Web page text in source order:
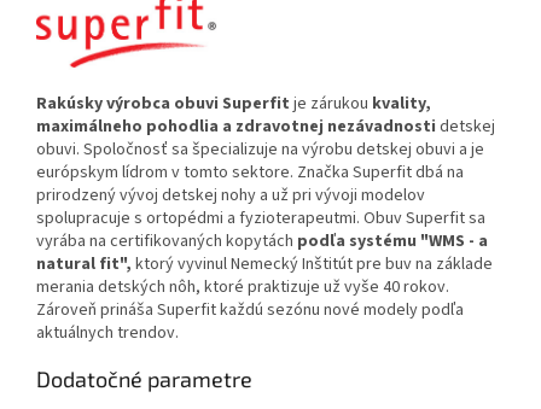
Rakúsky výrobca obuvi Superfit je zárukou kvality,
maximálneho pohodlia a zdravotnej nezávadnosti detskej
obuvi. Spoločnosť sa špecializuje na výrobu detskej obuvi a je
európskym lídrom v tomto sektore. Značka Superfit dbá na
prirodzený vývoj detskej nohy a už pri vývoji modelov
spolupracuje s ortopédmi a fyzioterapeutmi. Obuv Superfit sa
vyrába na certifikovaných kopytách podľa systému "WMS - a
natural fit", ktorý vyvinul Nemecký Inštitút pre buv na základe
merania detských nôh, ktoré praktizuje už vyše 40 rokov.
Zároveň prináša Superfit každú sezónu nové modely podľa
aktuálnych trendov.
Dodatočné parametre